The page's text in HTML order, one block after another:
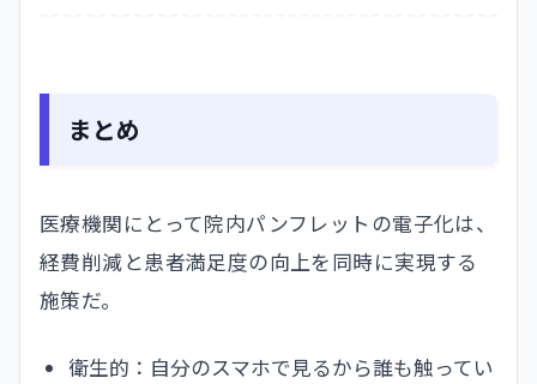
まとめ
医療機関にとって院内パンフレットの電子化は、
経費削減と患者満足度の向上を同時に実現する
施策だ。
衛生的：自分のスマホで見るから誰も触ってい